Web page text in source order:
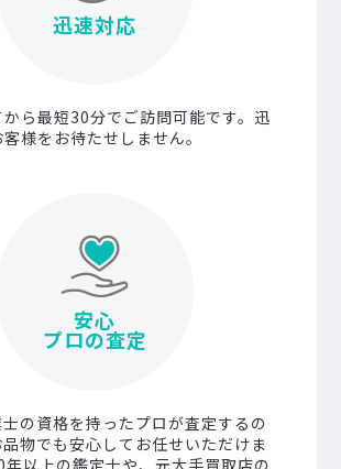
迅速対応
から最短30分でご訪問可能です。迅
様をお待たせしません。
安心
プロの査定
士の資格を持ったプロが査定するの
物でも安心してお任せいただけま
年以上の鑑定士や、元大手買取店の